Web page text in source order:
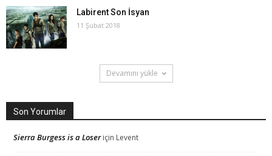
Labirent Son İsyan
11 Şubat 2018
Devamını yükle
Son Yorumlar
Sierra Burgess is a Loseriçin Levent